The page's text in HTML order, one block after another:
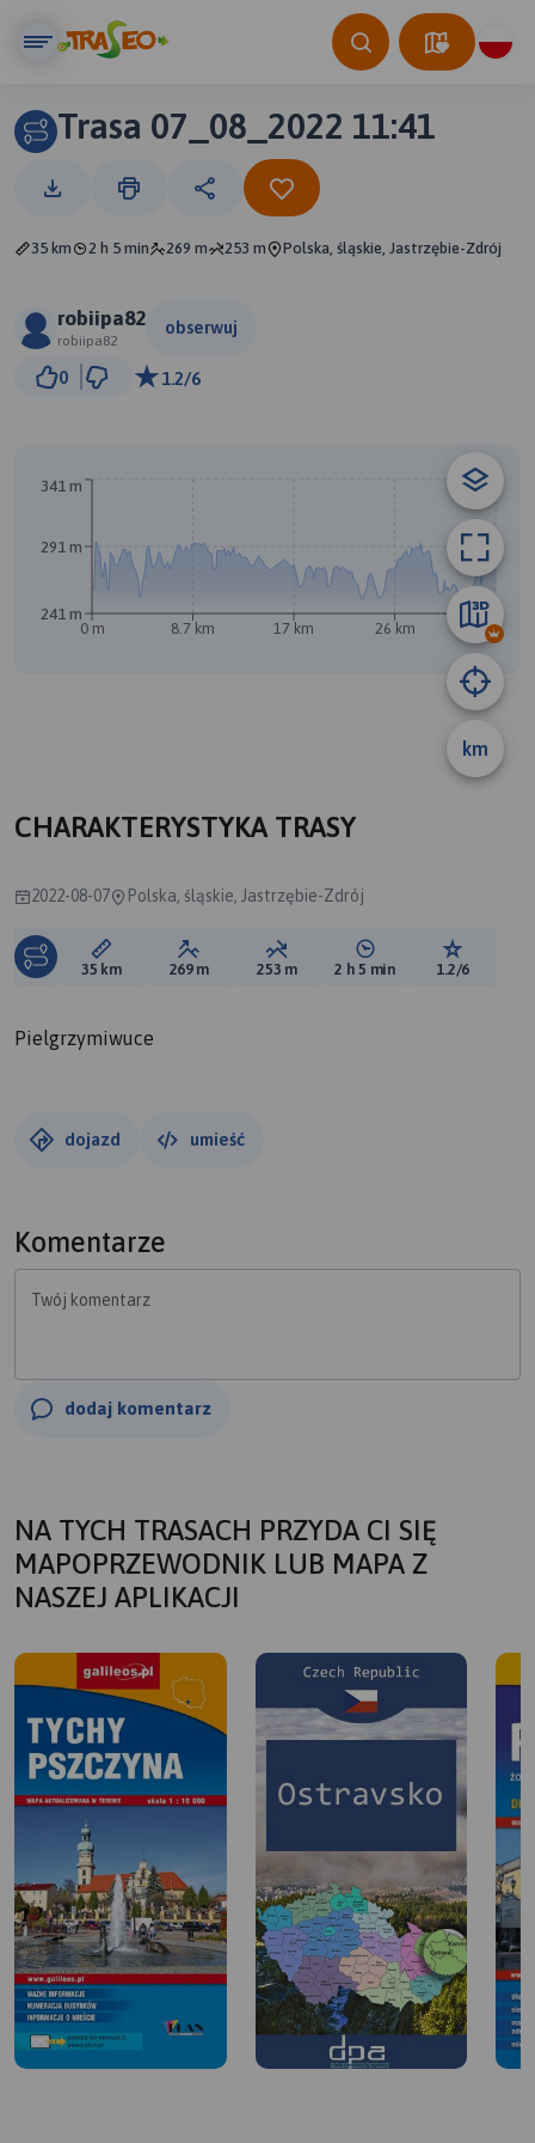
Trasa 07_08_2022 11:41
35 km 2 h 5 min 269 m 253 m Polska, śląskie, Jastrzębie-Zdrój
robiipa82
robiipa82
obserwuj
0 1.2/6
km
0 m 8.7 km 17 km 26 km 35 km
241 m
291 m
341 m
CHARAKTERYSTYKA TRASY
2022-08-07 Polska, śląskie, Jastrzębie-Zdrój
Długość trasy:
35 km Suma przewyższeń:
269 m Suma spadków:
253 m Średni czas potrzebny
2 h 5 min Ocena
1.2/6
Pielgrzymiwuce
dojazd umieść
Komentarze
Twój komentarz
dodaj komentarz
NA TYCH TRASACH PRZYDA CI SIĘ
MAPOPRZEWODNIK LUB MAPA Z
NASZEJ APLIKACJI